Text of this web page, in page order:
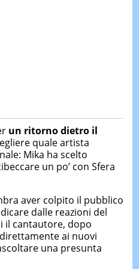
un ritorno dietro il
quale artista
Mika ha scelto
un po’ con Sfera
aver colpito il pubblico
dalle reazioni del
il cantautore, dopo
ai nuovi
una presunta